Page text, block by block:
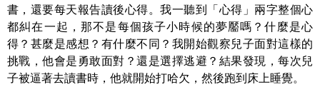
書，還要每天報告讀後心得。我一聽到「心得」兩字整個心
都糾在一起，那不是每個孩子小時候的夢靨嗎？什麼是心
得？甚麼是感想？有什麼不同？我開始觀察兒子面對這樣的
挑戰，他會是勇敢面對？還是選擇逃避？結果發現，每次兒
子被逼著去讀書時，他就開始打哈欠，然後跑到床上睡覺。